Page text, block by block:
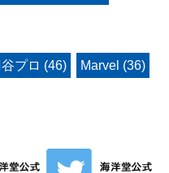
谷プロ (46) Marvel (36)